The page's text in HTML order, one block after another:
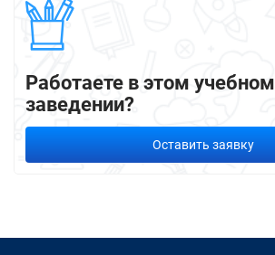
Работаете в этом учебном
заведении?
Оставить заявку